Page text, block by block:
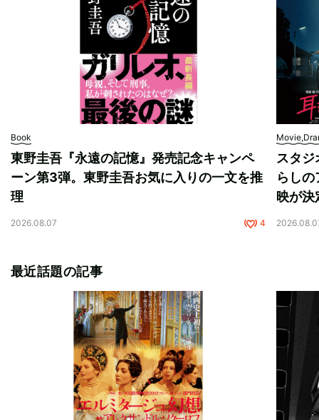
Book
東野圭吾『永遠の記憶』発売記念キャンペ
ーン第3弾。東野圭吾お気に入りの一文を推
理
2026.08.07 4
スタ
らし
映が決
最近話題の記事